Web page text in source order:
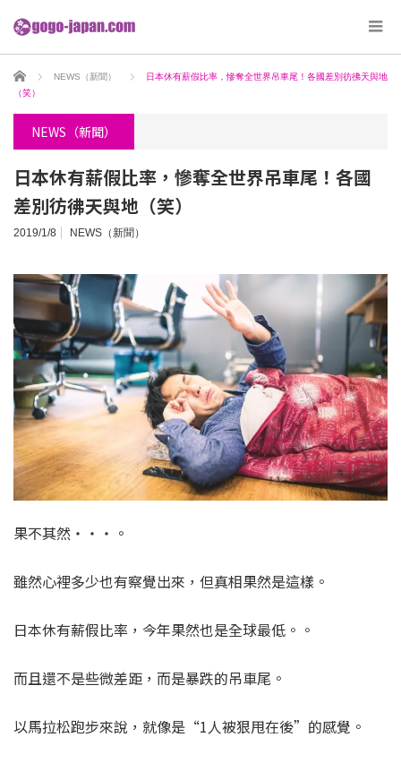
ホーム NEWS（新聞）
日本休有薪假比率，慘奪全世界吊車尾！各國差別彷彿天與地
（笑）
NEWS（新聞）
日本休有薪假比率，慘奪全世界吊車尾！各國
差別彷彿天與地（笑）
2019/1/8 NEWS（新聞）
果不其然・・・。
雖然心裡多少也有察覺出來，但真相果然是這樣。
日本休有薪假比率，今年果然也是全球最低。。
而且還不是些微差距，而是暴跌的吊車尾。
以馬拉松跑步來說，就像是“1人被狠甩在後”的感覺。